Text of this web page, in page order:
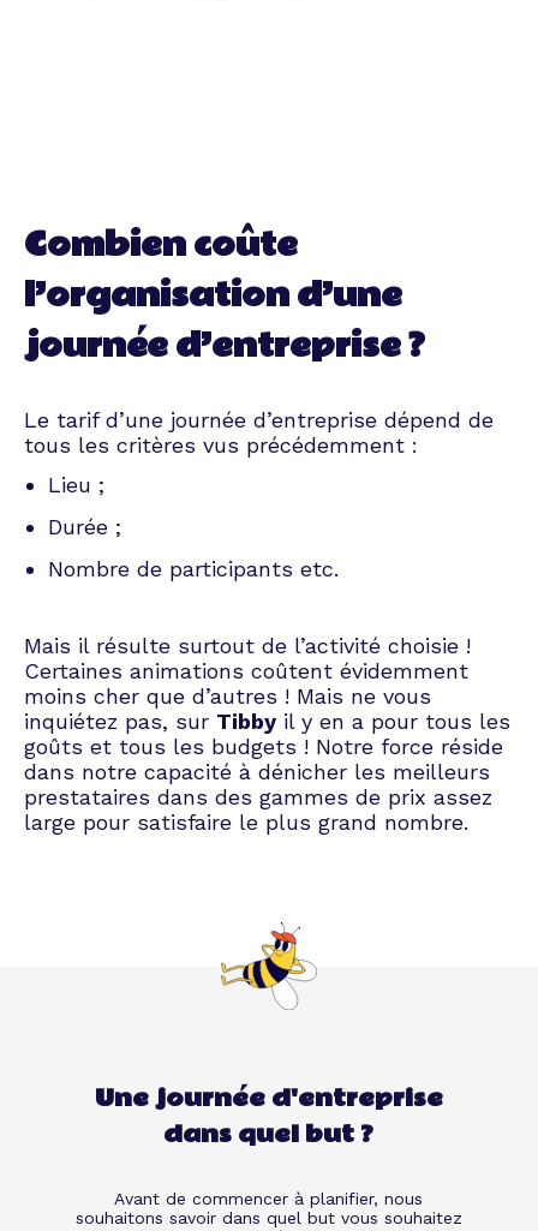
Combien coûte
l’organisation d’une
journée d’entreprise ?
Le tarif d’une journée d’entreprise dépend de
tous les critères vus précédemment :
Lieu ;
Durée ;
Nombre de participants etc.
Mais il résulte surtout de l’activité choisie !
Certaines animations coûtent évidemment
moins cher que d’autres ! Mais ne vous
inquiétez pas, sur Tibby il y en a pour tous les
goûts et tous les budgets ! Notre force réside
dans notre capacité à dénicher les meilleurs
prestataires dans des gammes de prix assez
large pour satisfaire le plus grand nombre.
Une journée d'entreprise
dans quel but ?
Avant de commencer à planifier, nous
souhaitons savoir dans quel but vous souhaitez